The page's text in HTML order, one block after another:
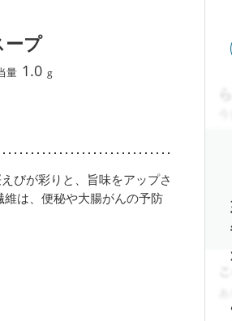
ープ
量 1.0 g
びが彩りと、旨味をアップさ
は、便秘や大腸がんの予防